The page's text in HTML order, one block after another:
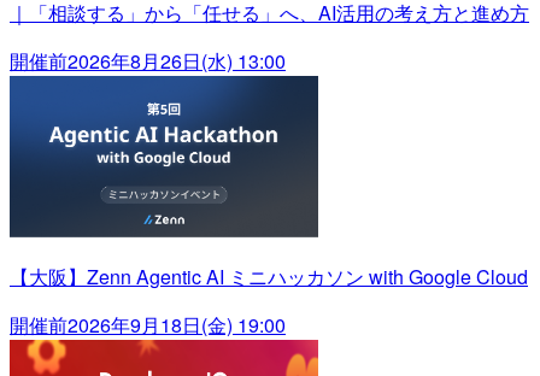
｜「相談する」から「任せる」へ、AI活用の考え方と進め方
開催前2026年8月26日(水) 13:00
【大阪】Zenn Agentic AI ミニハッカソン with Google Cloud
開催前2026年9月18日(金) 19:00